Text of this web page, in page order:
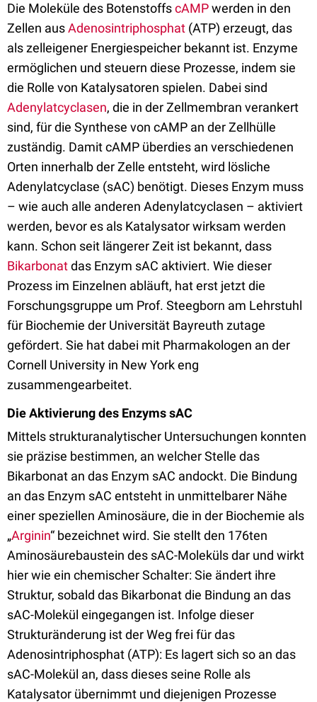
Die Moleküle des BotenstoffscAMPwerden in den
Zellen ausAdenosintriphosphat (ATP) erzeugt, das
als zelleigener Energiespeicher bekannt ist. Enzyme
ermöglichen und steuern diese Prozesse, indem sie
die Rolle von Katalysatoren spielen. Dabei sind
Adenylatcyclasen, die in der Zellmembran verankert
sind, für die Synthese von cAMP an der Zellhülle
zuständig. Damit cAMP überdies an verschiedenen
Orten innerhalb der Zelle entsteht, wird lösliche
Adenylatcyclase (sAC) benötigt. Dieses Enzym muss
– wie auch alle anderen Adenylatcyclasen – aktiviert
werden, bevor es als Katalysator wirksam werden
kann. Schon seit längerer Zeit ist bekannt, dass
Bikarbonatdas Enzym sAC aktiviert. Wie dieser
Prozess im Einzelnen abläuft, hat erst jetzt die
Forschungsgruppe um Prof. Steegborn am Lehrstuhl
für Biochemie der Universität Bayreuth zutage
gefördert. Sie hat dabei mit Pharmakologen an der
Cornell University in New York eng
zusammengearbeitet.
Die Aktivierung des Enzyms sAC
Mittels strukturanalytischer Untersuchungen konnten
sie präzise bestimmen, an welcher Stelle das
Bikarbonat an das Enzym sAC andockt. Die Bindung
an das Enzym sAC entsteht in unmittelbarer Nähe
einer speziellen Aminosäure, die in der Biochemie als
„Arginin“ bezeichnet wird. Sie stellt den 176ten
Aminosäurebaustein des sAC-Moleküls dar und wirkt
hier wie ein chemischer Schalter: Sie ändert ihre
Struktur, sobald das Bikarbonat die Bindung an das
sAC-Molekül eingegangen ist. Infolge dieser
Strukturänderung ist der Weg frei für das
Adenosintriphosphat (ATP): Es lagert sich so an das
sAC-Molekül an, dass dieses seine Rolle als
Katalysator übernimmt und diejenigen Prozesse